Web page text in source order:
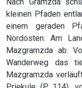
kleinen Pfaden
einem geraden
Nordosten. Am
Mazgramzda ab.
Wanderweg das
Mazgramzda